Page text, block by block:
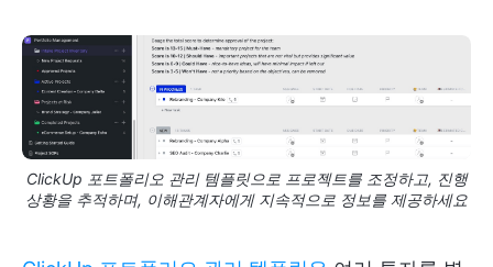
ClickUp 포트폴리오 관리 템플릿으로 프로젝트를 조정하고, 진행
상황을 추적하며, 이해관계자에게 지속적으로 정보를 제공하세요